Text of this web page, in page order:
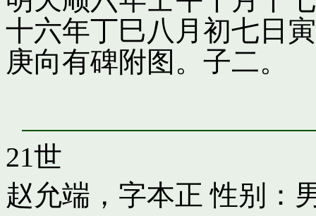
十六年丁巳八月初七日
庚向有碑附图。子二。
21世
赵允端，字本正 性别：